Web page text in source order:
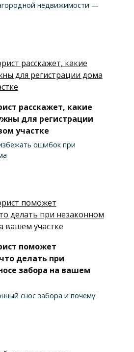
недвижимости —
расскажет, какие
для регистрации
участке
ошибок при
поможет
делать при
забора на вашем
снос забора и почему